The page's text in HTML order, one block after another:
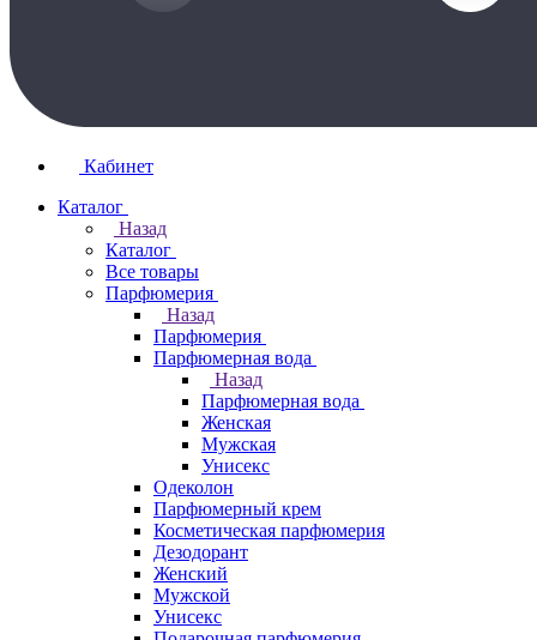
Кабинет
Каталог
Назад
Каталог
Все товары
Парфюмерия
Назад
Парфюмерия
Парфюмерная вода
Назад
Парфюмерная вода
Женская
Мужская
Унисекс
Одеколон
Парфюмерный крем
Косметическая парфюмерия
Дезодорант
Женский
Мужской
Унисекс